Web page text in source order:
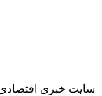
سایت خبری